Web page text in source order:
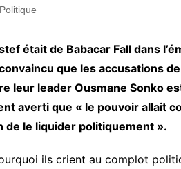
Politique
était de Babacar Fall dans
que les accusations
leur leader Ousmane Sonko
averti que « le pouvoir allait
de le liquider politiquement ».
ils crient au complot